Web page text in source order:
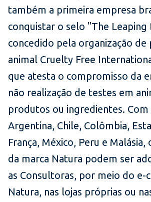
também a primeira empresa
conquistar o selo "The Leaping
concedido pela organização de
animal Cruelty Free
que atesta o compromisso da
não realização de testes em
produtos ou ingredientes. Com
Argentina, Chile, Colômbia,
França, México, Peru e
da marca Natura podem ser
as Consultoras, por meio do e-
Natura, nas lojas próprias ou